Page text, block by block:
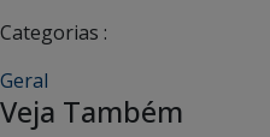
Categorias :
Geral
Veja Também